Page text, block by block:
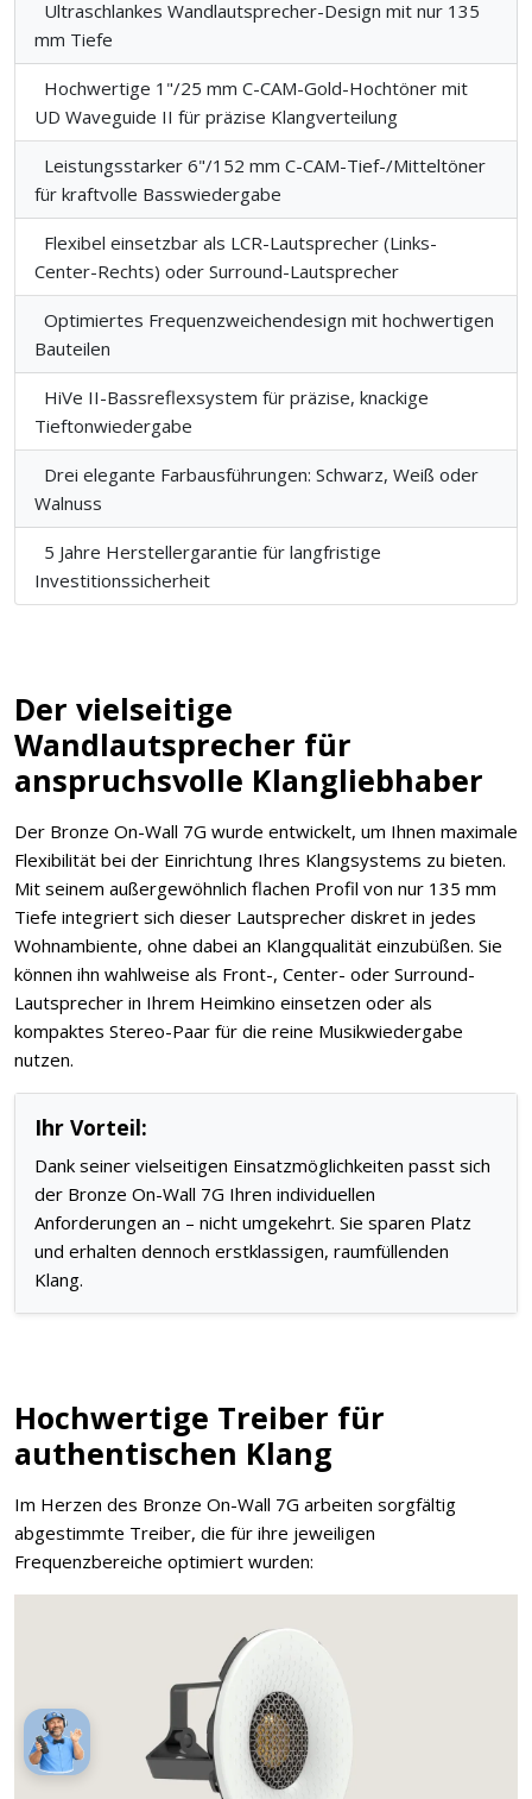
Ultraschlankes Wandlautsprecher-Design mit nur 135
mm Tiefe
Hochwertige 1"/25 mm C-CAM-Gold-Hochtöner mit
UD Waveguide II für präzise Klangverteilung
Leistungsstarker 6"/152 mm C-CAM-Tief-/Mitteltöner
für kraftvolle Basswiedergabe
Flexibel einsetzbar als LCR-Lautsprecher (Links-
Center-Rechts) oder Surround-Lautsprecher
Optimiertes Frequenzweichendesign mit hochwertigen
Bauteilen
HiVe II-Bassreflexsystem für präzise, knackige
Tieftonwiedergabe
Drei elegante Farbausführungen: Schwarz, Weiß oder
Walnuss
5 Jahre Herstellergarantie für langfristige
Investitionssicherheit
Der vielseitige
Wandlautsprecher für
anspruchsvolle Klangliebhaber
Der Bronze On-Wall 7G wurde entwickelt, um Ihnen maximale
Flexibilität bei der Einrichtung Ihres Klangsystems zu bieten.
Mit seinem außergewöhnlich flachen Profil von nur 135 mm
Tiefe integriert sich dieser Lautsprecher diskret in jedes
Wohnambiente, ohne dabei an Klangqualität einzubüßen. Sie
können ihn wahlweise als Front-, Center- oder Surround-
Lautsprecher in Ihrem Heimkino einsetzen oder als
kompaktes Stereo-Paar für die reine Musikwiedergabe
nutzen.
Ihr Vorteil:
Dank seiner vielseitigen Einsatzmöglichkeiten passt sich
der Bronze On-Wall 7G Ihren individuellen
Anforderungen an – nicht umgekehrt. Sie sparen Platz
und erhalten dennoch erstklassigen, raumfüllenden
Klang.
Hochwertige Treiber für
authentischen Klang
Im Herzen des Bronze On-Wall 7G arbeiten sorgfältig
abgestimmte Treiber, die für ihre jeweiligen
Frequenzbereiche optimiert wurden: